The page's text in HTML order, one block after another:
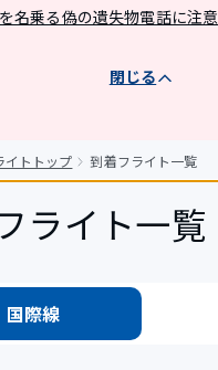
名乗る偽の遺失物電話に注意
閉じる
イトトップ 到着フライト一覧
ライト一覧
国際線